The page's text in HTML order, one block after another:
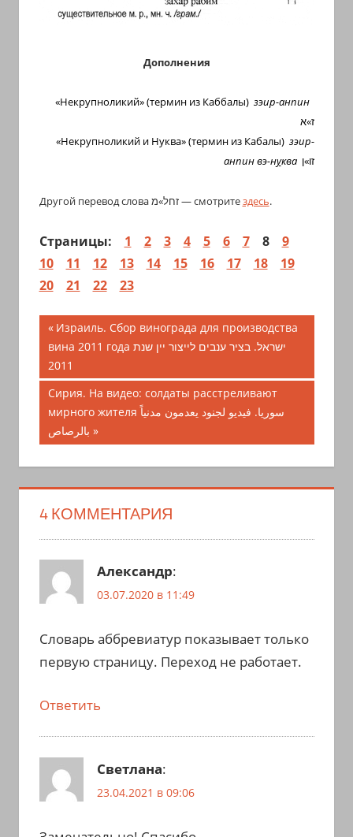
Дополнения
«Некрупноликий» (термин из Каббалы) зэир-анпин
ז»א
«Некрупноликий и Нуква» (термин из Кабалы) зэир-
анпин вэ-нуква זו»ן
Другой перевод слова זחל»מ — смотритездесь.
Страницы: 1 2 3 4 5 6 7 8
9
10
11 12 13 14 15 16 17 18
19
20
21 22 23
Навигация
по
записям
Предыдущая
запись;
Израиль. Сбор винограда для производства
вина 2011 года ישראל. בציר ענבים לייצור יין שנת
2011
Следующая
запись:
Сирия. На видео: солдаты расстреливают
мирного жителя سوريا. فيديو لجنود يعدمون مدنياً
بالرصاص
4 КОММЕНТАРИЯ
Александр:
03.07.2020 в 11:49
Словарь аббревиатур показывает только
первую страницу. Переход не работает.
Ответить
Светлана:
23.04.2021 в 09:06